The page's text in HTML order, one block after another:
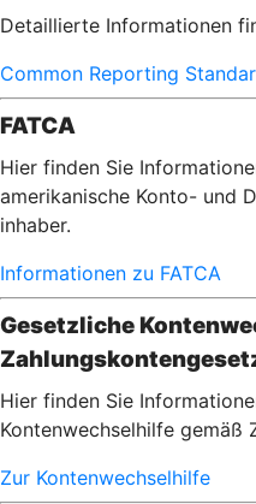
Detaillierte Informationen
Common Reporting
FATCA
Hier finden Sie
amerikanische Konto- und
inhaber.
Informationen zu FATCA
Gesetzliche
Hier finden Sie
Kontenwechselhilfe gemäß
Zur Kontenwechselhilfe